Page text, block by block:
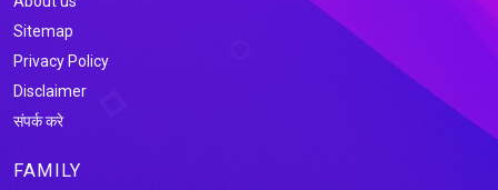
Sitemap
Privacy Policy
Disclaimer
संपर्क करे
FAMILY